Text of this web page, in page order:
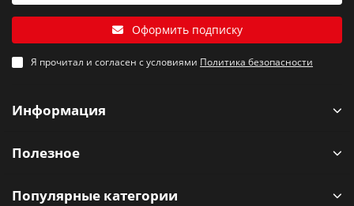
Оформить подписку
Я прочитал и согласен с условиями Политика безопасности
Информация
Полезное
Популярные категории